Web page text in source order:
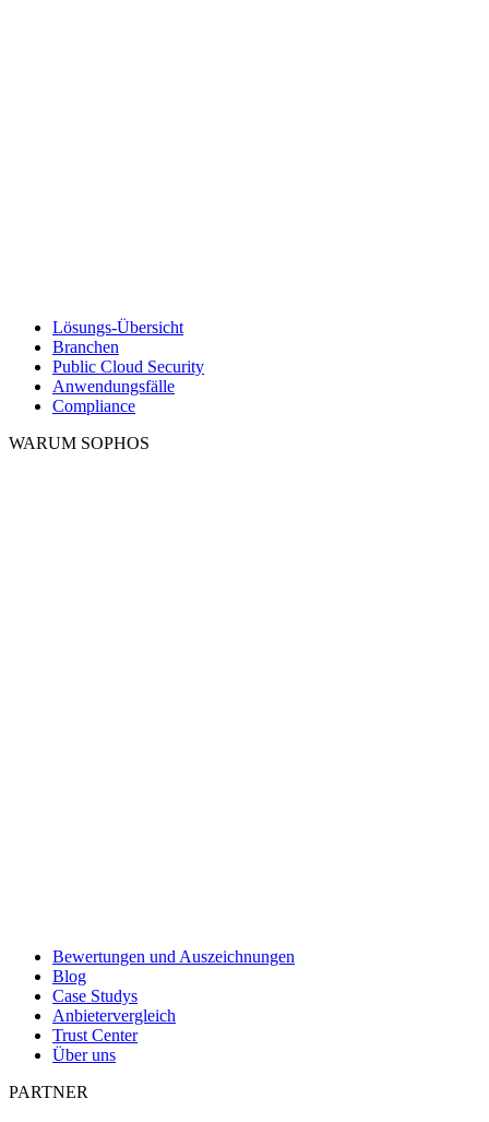
Lösungs-Übersicht
Branchen
Public Cloud Security
Anwendungsfälle
Compliance
WARUM SOPHOS
Bewertungen und Auszeichnungen
Blog
Case Studys
Anbietervergleich
Trust Center
Über uns
PARTNER